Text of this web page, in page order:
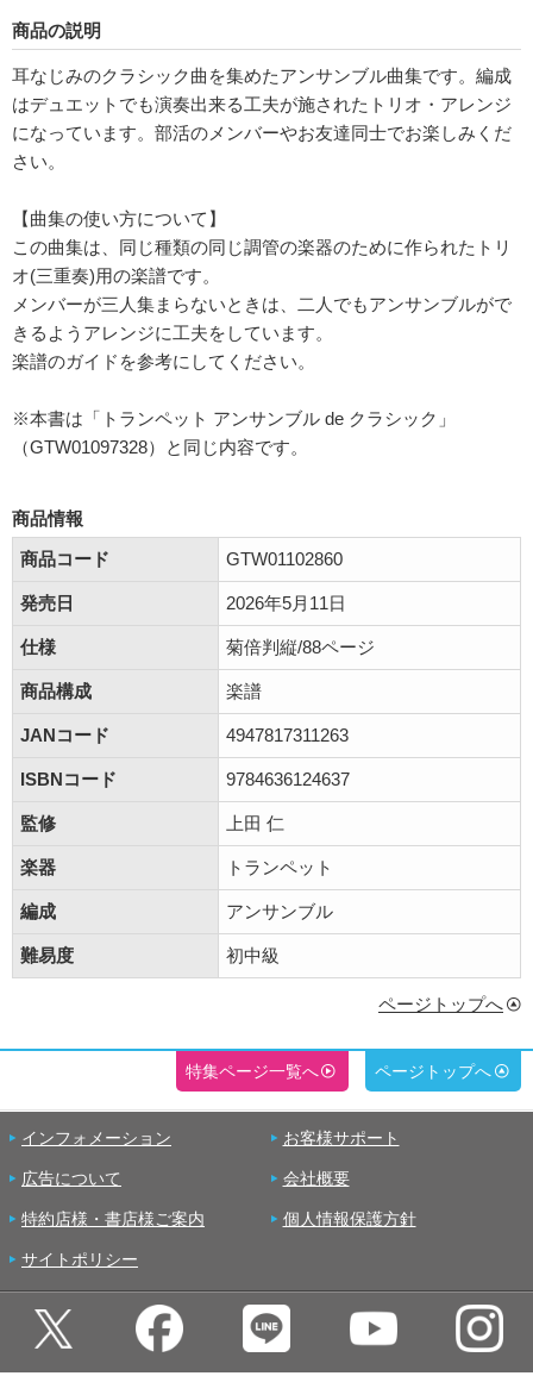
商品の説明
耳なじみのクラシック曲を集めたアンサンブル曲集です。編成
はデュエットでも演奏出来る工夫が施されたトリオ・アレンジ
になっています。部活のメンバーやお友達同士でお楽しみくだ
さい。
【曲集の使い方について】
この曲集は、同じ種類の同じ調管の楽器のために作られたトリ
オ(三重奏)用の楽譜です。
メンバーが三人集まらないときは、二人でもアンサンブルがで
きるようアレンジに工夫をしています。
楽譜のガイドを参考にしてください。
※本書は「トランペット アンサンブル de クラシック」
（GTW01097328）と同じ内容です。
商品情報
商品コード
GTW01102860
発売日 2026年5月11日
仕様 菊倍判縦/88ページ
商品構成 楽譜
JANコード 4947817311263
ISBNコード 9784636124637
監修 上田 仁
楽器 トランペット
編成 アンサンブル
難易度 初中級
ページトップへ
特集ページ一覧へ ページトップへ
インフォメーション お客様サポート
広告について 会社概要
特約店様・書店様ご案内 個人情報保護方針
サイトポリシー